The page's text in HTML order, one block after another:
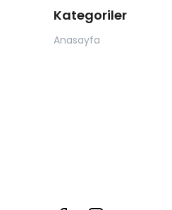
Kategoriler
Anasayfa